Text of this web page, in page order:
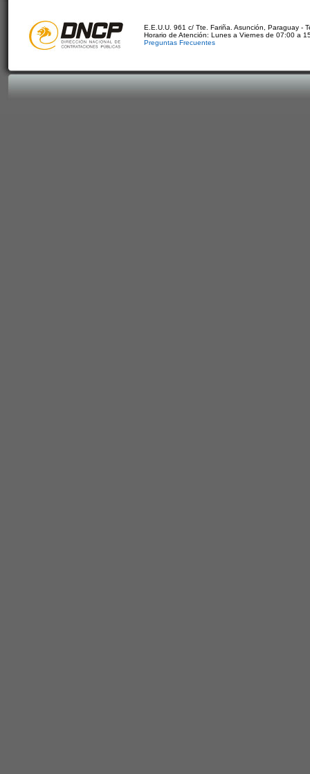
E.E.U.U. 961 c/ Tte. Fariña. Asunción, Paraguay -
Horario de Atención: Lunes a Viernes de 07:00 a
Preguntas Frecuentes